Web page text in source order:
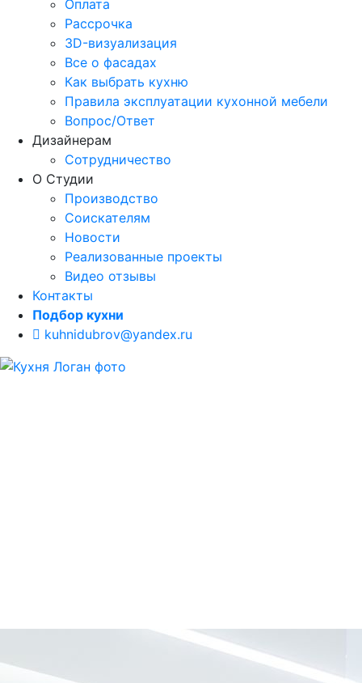
Оплата
Рассрочка
3D-визуализация
Все о фасадах
Как выбрать кухню
Правила эксплуатации кухонной мебели
Вопрос/Ответ
Дизайнерам
Сотрудничество
О Студии
Производство
Соискателям
Новости
Реализованные проекты
Видео отзывы
Контакты
Подбор кухни
kuhnidubrov@yandex.ru